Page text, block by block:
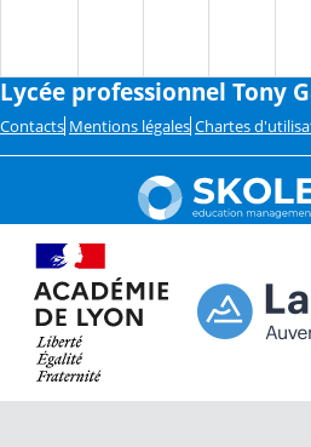
Lycée professionnel Tony
Contacts Mentions légales Chartes